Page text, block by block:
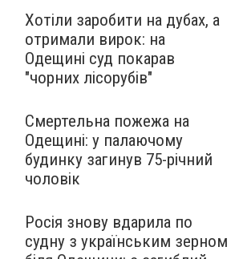
Хотіли заробити на дубах, а
отримали вирок: на
Одещині суд покарав
"чорних лісорубів"
Смертельна пожежа на
Одещині: у палаючому
будинку загинув 75-річний
чоловік
Росія знову вдарила по
судну з українським зерном